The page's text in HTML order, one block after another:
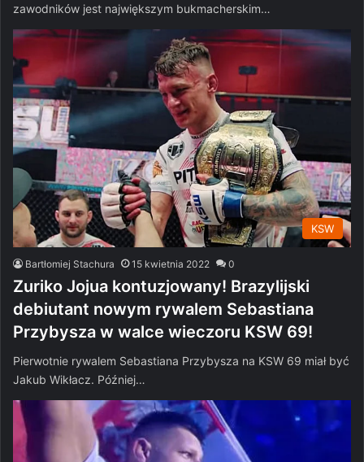
zawodników jest największym bukmacherskim…
KSW
Bartłomiej Stachura 15 kwietnia 2022 0
Zuriko Jojua kontuzjowany! Brazylijski
debiutant nowym rywalem Sebastiana
Przybysza w walce wieczoru KSW 69!
Pierwotnie rywalem Sebastiana Przybysza na KSW 69 miał być
Jakub Wikłacz. Później…